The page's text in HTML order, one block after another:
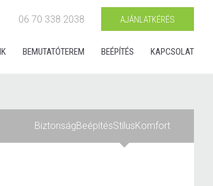
06 70 338 2038 AJÁNLATKÉRÉS
BEMUTATÓTEREM BEÉPÍTÉS KAPCSOLAT
BiztonságBeépítésStílusKomfort